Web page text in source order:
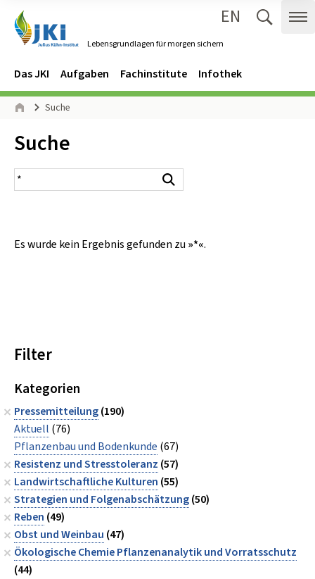
Lebensgrundlagen für morgen sichern
EN
Navigation
Hauptmenü
Das JKI Aufgaben Fachinstitute Infothek
Seitenpfad
Suche
Inhalt:
Suche
Suchergebnis
Es wurde kein Ergebnis gefunden zu »*«.
Filter
Kategorien
Pressemitteilung(190)
Aktuell (76)
Pflanzenbau und Bodenkunde (67)
Resistenz und Stresstoleranz (57)
Landwirtschaftliche Kulturen (55)
Strategien und Folgenabschätzung(50)
Reben (49)
Obst und Weinbau (47)
Ökologische Chemie Pflanzenanalytik und Vorratsschutz
(44)